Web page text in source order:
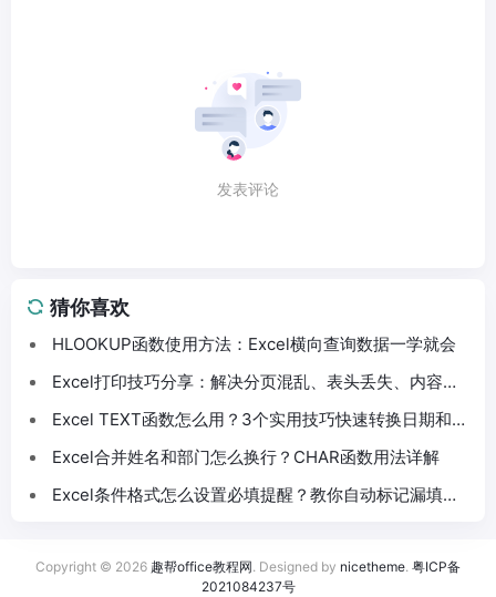
发表评论
猜你喜欢
HLOOKUP函数使用方法：Excel横向查询数据一学就会
Excel打印技巧分享：解决分页混乱、表头丢失、内容截
Excel TEXT函数怎么用？3个实用技巧快速转换日期和数
Excel合并姓名和部门怎么换行？CHAR函数用法详解
Excel条件格式怎么设置必填提醒？教你自动标记漏填数
Copyright © 2026 趣帮office教程网. Designed by nicetheme. 粤ICP备
2021084237号